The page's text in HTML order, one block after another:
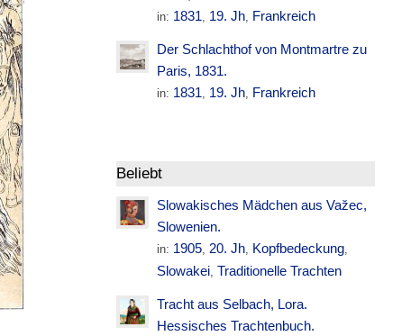
in: 1831, 19. Jh, Frankreich
Der Schlachthof von Montmartre zu
Paris, 1831.
in: 1831, 19. Jh, Frankreich
Beliebt
Slowakisches Mädchen aus Važec,
Slowenien.
in: 1905,20. Jh, Kopfbedeckung,
Slowakei, Traditionelle Trachten
Tracht aus Selbach, Lora.
Hessisches Trachtenbuch.